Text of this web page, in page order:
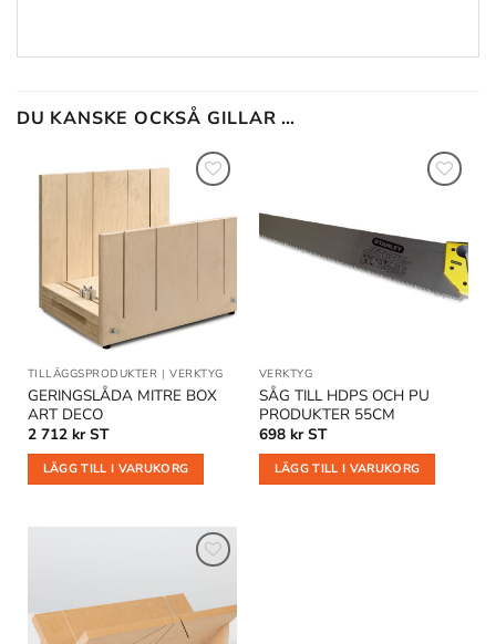
DU KANSKE OCKSÅ GILLAR …
Lägg till
TILLÄGGSPRODUKTER | VERKTYG
GERINGSLÅDA MITRE BOX
ART DECO
2 712 kr ST
LÄGG TILL I VARUKORG
i
önskelistan
VERKTYG
SÅG TILL HDPS OCH PU
PRODUKTER 55CM
698 kr ST
LÄGG TILL I VARUKORG
Lägg till
i
önskelistan